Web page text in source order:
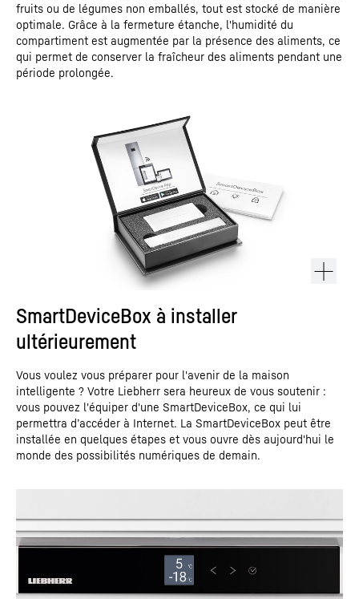
fruits ou de légumes non emballés, tout est stocké de manière
optimale. Grâce à la fermeture étanche, l'humidité du
compartiment est augmentée par la présence des aliments, ce
qui permet de conserver la fraîcheur des aliments pendant une
période prolongée.
SmartDeviceBox à installer
ultérieurement
Vous voulez vous préparer pour l'avenir de la maison
intelligente ? Votre Liebherr sera heureux de vous soutenir :
vous pouvez l'équiper d'une SmartDeviceBox, ce qui lui
permettra d’accéder à Internet. La SmartDeviceBox peut être
installée en quelques étapes et vous ouvre dès aujourd'hui le
monde des possibilités numériques de demain.